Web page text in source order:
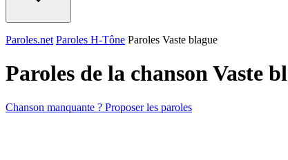
Paroles.net Paroles H-Tône Paroles Vaste blague
Paroles de la chanson Vaste
Chanson manquante ? Proposer les paroles